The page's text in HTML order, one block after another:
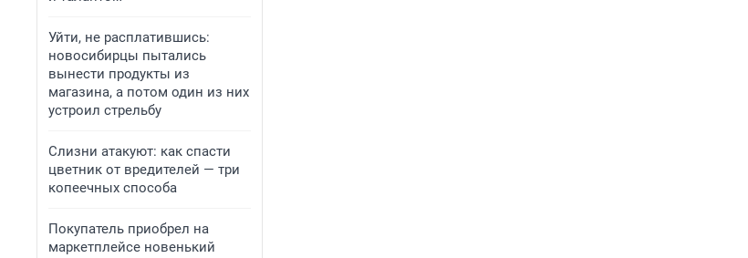
Уйти, не расплатившись:
новосибирцы пытались
вынести продукты из
магазина, а потом один из них
устроил стрельбу
Слизни атакуют: как спасти
цветник от вредителей — три
копеечных способа
Покупатель приобрел на
маркетплейсе новенький